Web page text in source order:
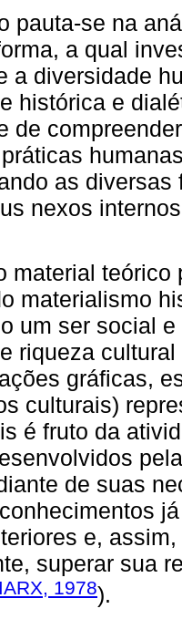
pauta-se na
a qual
a diversidade
histórica e
de
as
nexos
material
materialismo
um ser social
riqueza
gráficas,
culturais)
é fruto da
de suas
e,
superar sua
1978).